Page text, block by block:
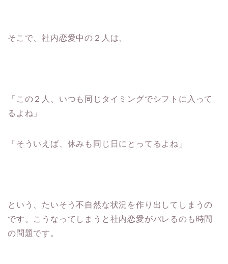
そこで、社内恋愛中の２人は、
「この２人、いつも同じタイミングでシフトに入って
るよね」
「そういえば、休みも同じ日にとってるよね」
という、たいそう不自然な状況を作り出してしまうの
です。こうなってしまうと社内恋愛がバレるのも時間
の問題です。